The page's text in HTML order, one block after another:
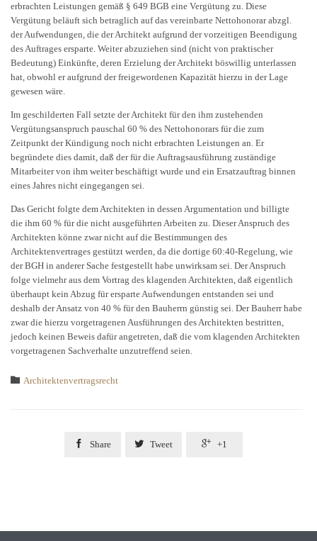
erbrachten Leistungen gemäß § 649 BGB eine Vergütung zu. Diese
Vergütung beläuft sich betraglich auf das vereinbarte Nettohonorar abzgl.
der Aufwendungen, die der Architekt aufgrund der vorzeitigen Beendigung
des Auftrages ersparte. Weiter abzuziehen sind (nicht von praktischer
Bedeutung) Einkünfte, deren Erzielung der Architekt böswillig unterlassen
hat, obwohl er aufgrund der freigewordenen Kapazität hierzu in der Lage
gewesen wäre.
Im geschilderten Fall setzte der Architekt für den ihm zustehenden
Vergütungsanspruch pauschal 60 % des Nettohonorars für die zum
Zeitpunkt der Kündigung noch nicht erbrachten Leistungen an. Er
begründete dies damit, daß der für die Auftragsausführung zuständige
Mitarbeiter von ihm weiter beschäftigt wurde und ein Ersatzauftrag binnen
eines Jahres nicht eingegangen sei.
Das Gericht folgte dem Architekten in dessen Argumentation und billigte
die ihm 60 % für die nicht ausgeführten Arbeiten zu. Dieser Anspruch des
Architekten könne zwar nicht auf die Bestimmungen des
Architektenvertrages gestützt werden, da die dortige 60:40-Regelung, wie
der BGH in anderer Sache festgestellt habe unwirksam sei. Der Anspruch
folge vielmehr aus dem Vortrag des klagenden Architekten, daß eigentlich
überhaupt kein Abzug für ersparte Aufwendungen entstanden sei und
deshalb der Ansatz von 40 % für den Bauherrn günstig sei. Der Bauherr habe
zwar die hierzu vorgetragenen Ausführungen des Architekten bestritten,
jedoch keinen Beweis dafür angetreten, daß die vom klagenden Architekten
vorgetragenen Sachverhalte unzutreffend seien.
 Category
Architektenvertragsrecht
 Share  Tweet  +1